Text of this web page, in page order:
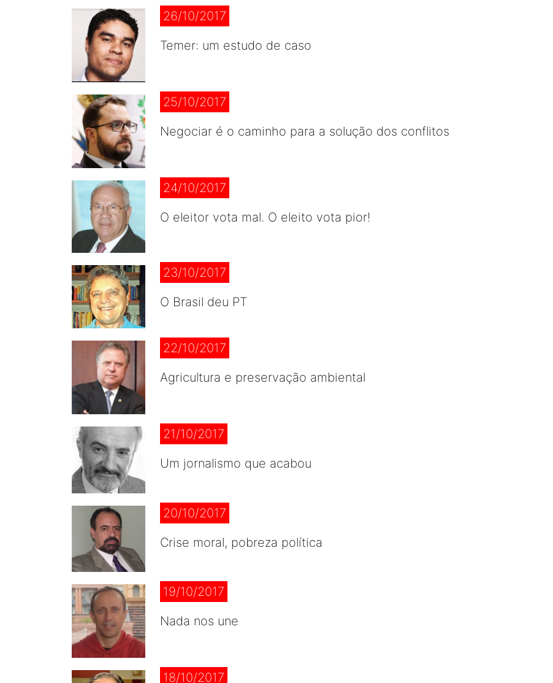
26/10/2017
Temer: um estudo de caso
25/10/2017
Negociar é o caminho para a solução dos conflitos
24/10/2017
O eleitor vota mal. O eleito vota pior!
23/10/2017
O Brasil deu PT
22/10/2017
Agricultura e preservação ambiental
21/10/2017
Um jornalismo que acabou
20/10/2017
Crise moral, pobreza política
19/10/2017
Nada nos une
18/10/2017